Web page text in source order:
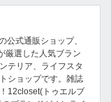
公式通販ショップ、
厳選した人気ブラン
テリア、ライフスタ
ショップです。雑誌
12closet(トゥエルブ